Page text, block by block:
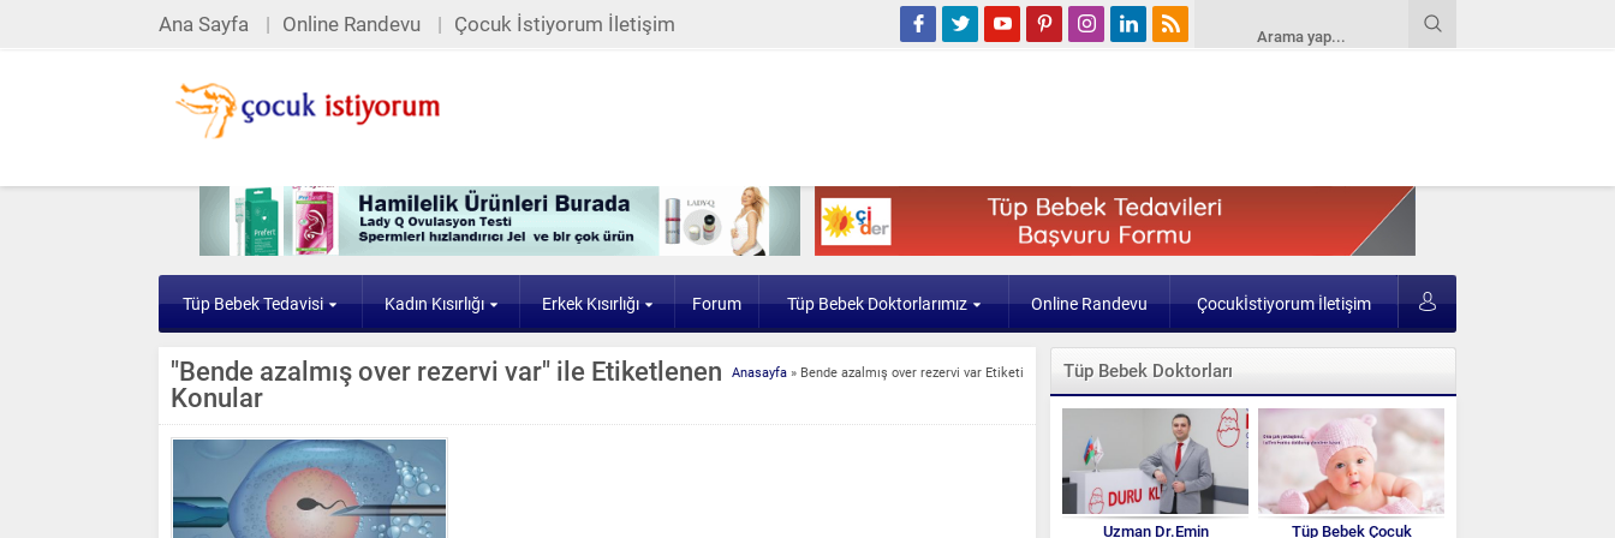
Ana Sayfa Online Randevu Çocuk İstiyorum İletişim
Tüp Bebek Tedavisi Kadın Kısırlığı Erkek Kısırlığı Forum Tüp Bebek Doktorlarımız Online Randevu Çocukİstiyorum İletişim
Anasayfa » Bende azalmış over rezervi var Etiketi
"Bende azalmış over rezervi var" ile Etiketlenen
Konular
Tüp Bebek Doktorları
Uzman Dr.Emin Tüp Bebek Çocuk